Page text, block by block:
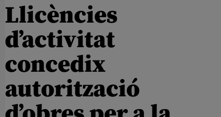
Llicències
d’activitat
concedix
autorització